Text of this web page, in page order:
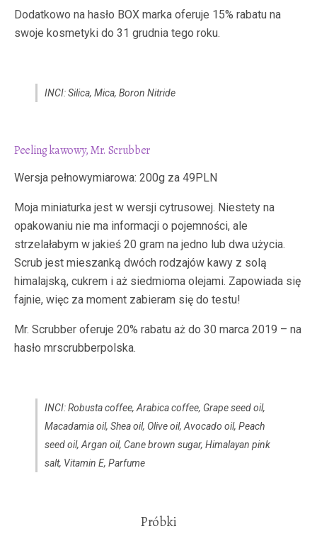
Dodatkowo na hasło BOX marka oferuje 15% rabatu na
swoje kosmetyki do 31 grudnia tego roku.
INCI: Silica, Mica, Boron Nitride
Peeling kawowy, Mr. Scrubber
Wersja pełnowymiarowa: 200g za 49PLN
Moja miniaturka jest w wersji cytrusowej. Niestety na
opakowaniu nie ma informacji o pojemności, ale
strzelałabym w jakieś 20 gram na jedno lub dwa użycia.
Scrub jest mieszanką dwóch rodzajów kawy z solą
himalajską, cukrem i aż siedmioma olejami. Zapowiada się
fajnie, więc za moment zabieram się do testu!
Mr. Scrubber oferuje 20% rabatu aż do 30 marca 2019 – na
hasło mrscrubberpolska.
INCI: Robusta coffee, Arabica coffee, Grape seed oil,
Macadamia oil, Shea oil, Olive oil, Avocado oil, Peach
seed oil, Argan oil, Cane brown sugar, Himalayan pink
salt, Vitamin E, Parfume
Próbki